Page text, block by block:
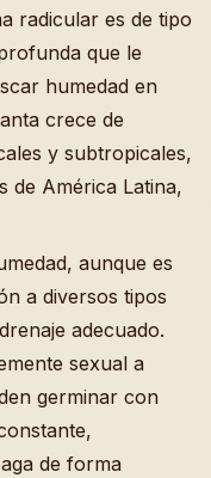
radicular es de tipo
que le
humedad en
crece de
y subtropicales,
de América Latina,
aunque es
a diversos tipos
adecuado.
sexual a
germinar con
de forma